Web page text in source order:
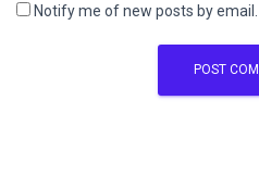
Notify me of new posts by email.